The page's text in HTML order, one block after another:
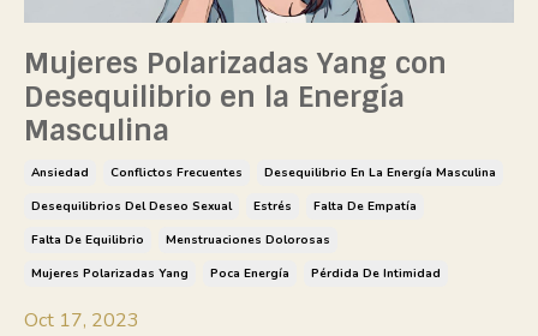
Mujeres Polarizadas Yang con
Desequilibrio en la Energía
Masculina
Ansiedad Conflictos Frecuentes
Desequilibrio En La Energía Masculina
Desequilibrios Del Deseo Sexual
Estrés
Falta De Empatía
Falta De Equilibrio
Menstruaciones Dolorosas
Mujeres Polarizadas Yang
Poca Energía Pérdida De Intimidad
Oct 17, 2023